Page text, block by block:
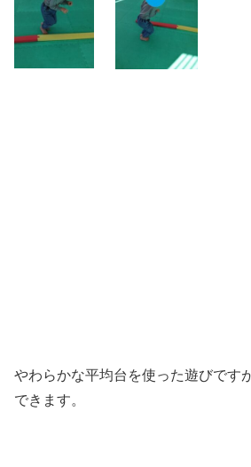
やわらかな平均台を使った遊びです
できます。